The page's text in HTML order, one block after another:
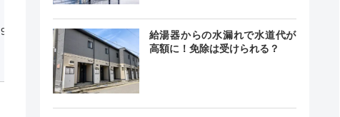
9:00～17:00
―
給湯器からの水漏れで水道代が
高額に！免除は受けられる？